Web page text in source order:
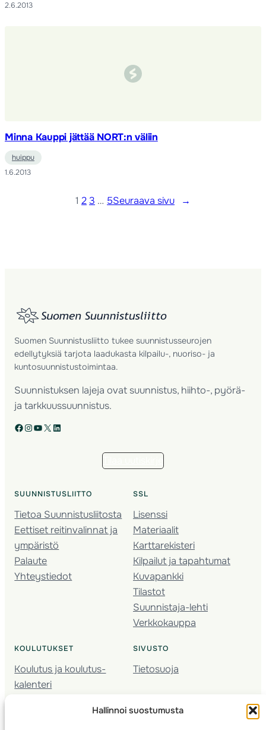
Hallinnoi suostumusta
2.6.2013
Minna Kauppi jättää NORT:n väliin
huippu
1.6.2013
1 23 … 5Seuraava sivu →
Suomen Suunnistusliitto tukee suunnistusseurojen
edellytyksiä tarjota laadukasta kilpailu-, nuoriso- ja
kuntosuunnistustoimintaa.
Suunnistuksen lajeja ovat suunnistus, hiihto-, pyörä-
ja tarkkuussuunnistus.
Facebook Instagram YouTube X LinkedIn
SUUNNISTUSLIITTO
Tietoa Suunnistusliitosta
Eettiset reitinvalinnat ja
ympäristö
Palaute
Yhteystiedot
SSL
Lisenssi
Materiaalit
Karttarekisteri
Kilpailut ja tapahtumat
Kuvapankki
Tilastot
Suunnistaja-lehti
Verkkokauppa
KOULUTUKSET
Koulutus ja koulutus­
kalenteri
Seura­kehittäminen
SIVUSTO
Tietosuoja